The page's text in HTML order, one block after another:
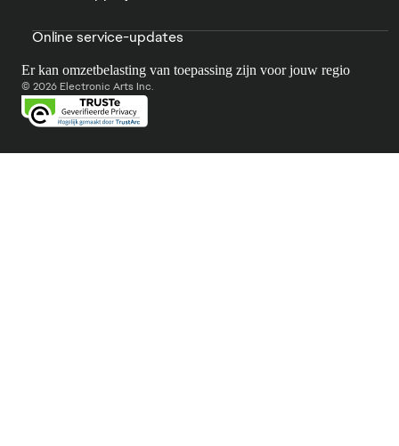
Online service-updates
Er kan omzetbelasting van toepassing zijn voor jouw regio
© 2026 Electronic Arts Inc.